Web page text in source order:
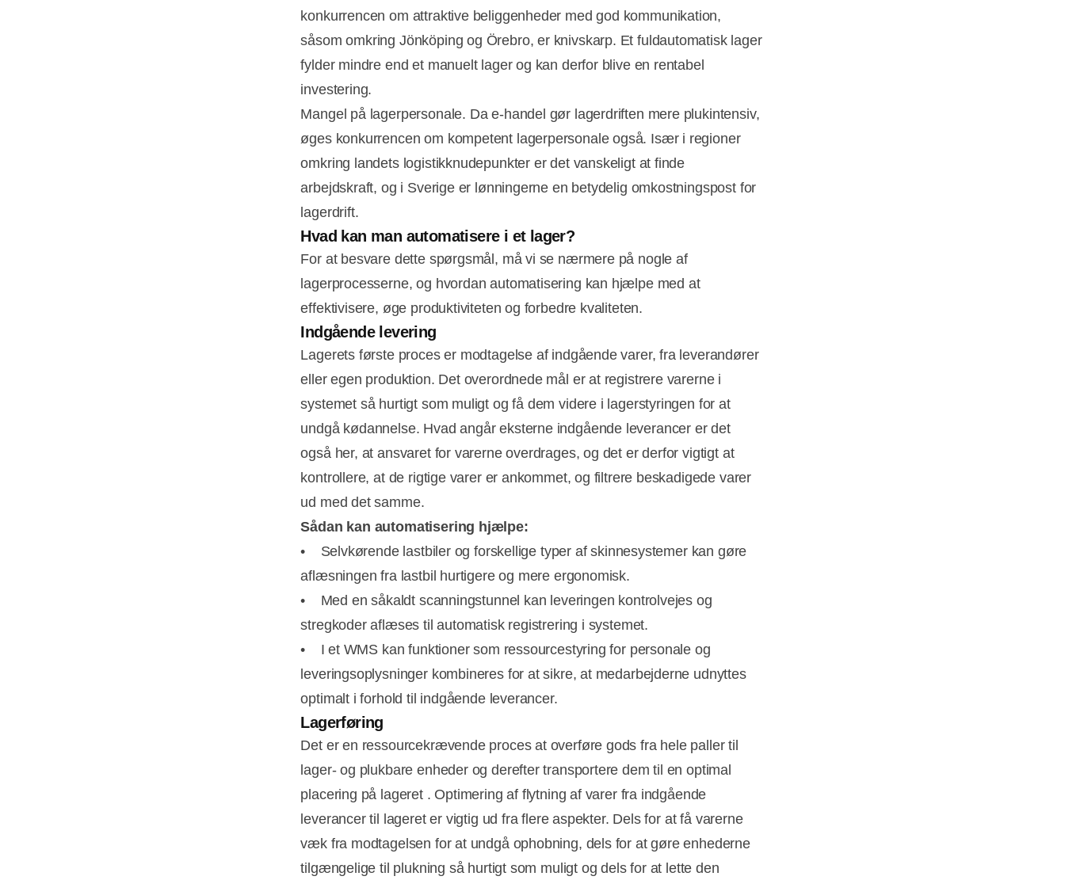
konkurrencen om attraktive beliggenheder med god kommunikation,
såsom omkring Jönköping og Örebro, er knivskarp. Et fuldautomatisk lager
fylder mindre end et manuelt lager og kan derfor blive en rentabel
investering.
Mangel på lagerpersonale. Da e-handel gør lagerdriften mere plukintensiv,
øges konkurrencen om kompetent lagerpersonale også. Især i regioner
omkring landets logistikknudepunkter er det vanskeligt at finde
arbejdskraft, og i Sverige er lønningerne en betydelig omkostningspost for
lagerdrift.
Hvad kan man automatisere i et lager?
For at besvare dette spørgsmål, må vi se nærmere på nogle af
lagerprocesserne, og hvordan automatisering kan hjælpe med at
effektivisere, øge produktiviteten og forbedre kvaliteten.
Indgående levering
Lagerets første proces er modtagelse af indgående varer, fra leverandører
eller egen produktion. Det overordnede mål er at registrere varerne i
systemet så hurtigt som muligt og få dem videre i lagerstyringen for at
undgå kødannelse. Hvad angår eksterne indgående leverancer er det
også her, at ansvaret for varerne overdrages, og det er derfor vigtigt at
kontrollere, at de rigtige varer er ankommet, og filtrere beskadigede varer
ud med det samme.
Sådan kan automatisering hjælpe:
• Selvkørende lastbiler og forskellige typer af skinnesystemer kan gøre
aflæsningen fra lastbil hurtigere og mere ergonomisk.
• Med en såkaldt scanningstunnel kan leveringen kontrolvejes og
stregkoder aflæses til automatisk registrering i systemet.
• I et WMS kan funktioner som ressourcestyring for personale og
leveringsoplysninger kombineres for at sikre, at medarbejderne udnyttes
optimalt i forhold til indgående leverancer.
Lagerføring
Det er en ressourcekrævende proces at overføre gods fra hele paller til
lager- og plukbare enheder og derefter transportere dem til en optimal
placering på lageret . Optimering af flytning af varer fra indgående
leverancer til lageret er vigtig ud fra flere aspekter. Dels for at få varerne
væk fra modtagelsen for at undgå ophobning, dels for at gøre enhederne
tilgængelige til plukning så hurtigt som muligt og dels for at lette den